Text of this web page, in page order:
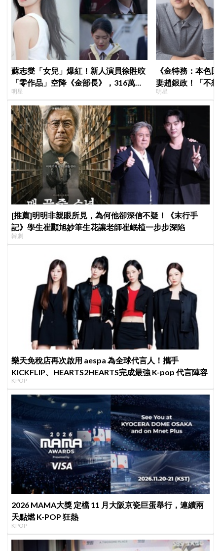
蘇志燮「女兒」爆紅！新人演員徐貹旼
「零作品」空降《金部長》，316萬舊
片被挖出網驚呆：星味藏不住！
明星
《金特務：本色
妻趙銀政！「不
一句話展現滿滿
明星
[推薦]明明非親眼所見，為何他卻深信不疑！《末行手
記》學生崔顯旭妙筆生花讓老師崔岷植一步步深陷
韓劇
樂天免稅店再次啟用 aespa 為全球代言人！攜手
KICKFLIP、HEARTS2HEARTS完成最強 K-pop 代言陣容
KPOP
2026 MAMA大獎 定檔 11 月大阪京瓷巨蛋舉行，連續兩
天點燃 K-POP 狂熱
KPOP